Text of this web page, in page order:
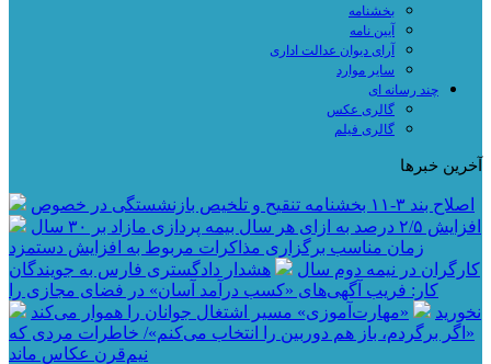
بخشنامه
آیین نامه
آرای دیوان عدالت اداری
سایر موارد
چند رسانه ای
گالری عکس
گالری فیلم
آخرین خبرها
اصلاح بند ۳‏-۱۱ بخشنامه تنقیح و تلخیص بازنشستگی در خصوص
افزایش ۵‏‏‏‏‏‏‏‏‏/۲ درصد به ازای هر سال بیمه پردازی مازاد بر ۳۰‏ سال
زمان مناسب برگزاری مذاکرات مربوط به افزایش دستمزد
کارگران در نیمه دوم سال
هشدار دادگستری فارس به جویندگان
کار: فریب آگهی‌های «کسب درآمد آسان» در فضای مجازی را
نخورید
«مهارت‌آموزی» مسیر اشتغال جوانان را هموار می‌کند
«اگر برگردم، باز هم دوربین را انتخاب می‌کنم»/ خاطرات مردی که
نیم‌قرن عکاس ماند